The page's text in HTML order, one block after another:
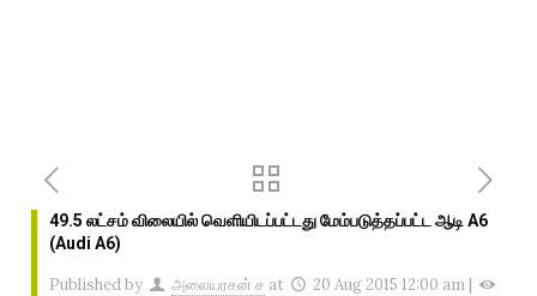
49.5 லட்சம் விலையில் வெளியிடப்பட்டது மேம்படுத்தப்பட்ட ஆடி A6
(Audi A6)
Published by அலையரசன் ச at 20 Aug 2015 12:00 am |